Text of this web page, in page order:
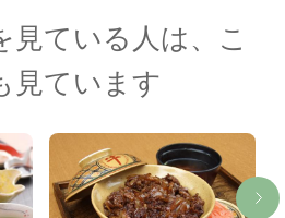
見ている人は、こ
見ています